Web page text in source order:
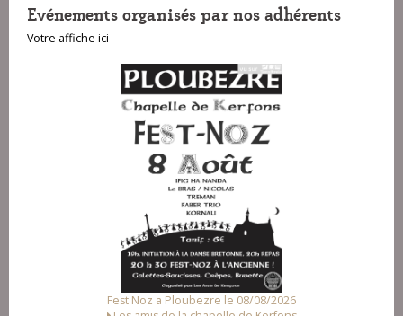
Evénements organisés par nos adhérents
Votre affiche ici
Fest Noz a Ploubezre le 08/08/2026